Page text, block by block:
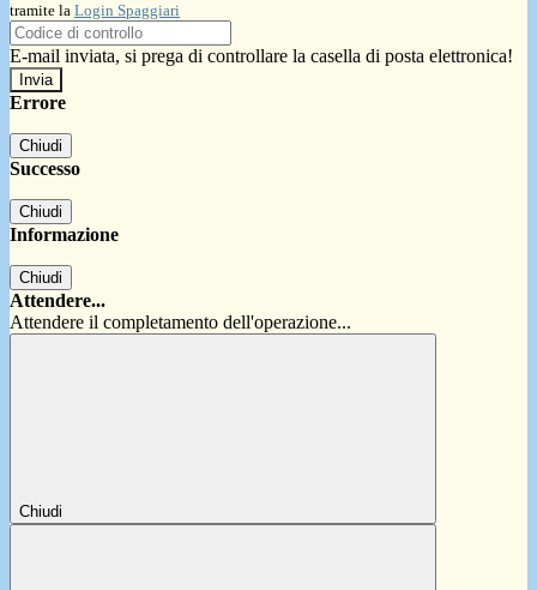
tramite la Login Spaggiari
E-mail inviata, si prega di controllare la casella di posta elettronica!
Errore
Chiudi
Successo
Chiudi
Informazione
Chiudi
Attendere...
Attendere il completamento dell'operazione...
Chiudi